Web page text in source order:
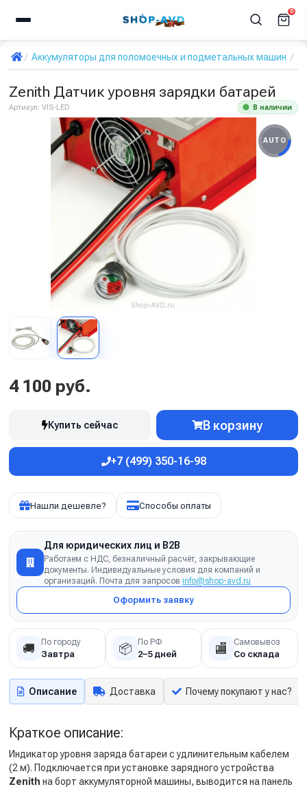
0
Аккумуляторы для поломоечных и подметальных машин
Zenith Датчик уровня зарядки батарей
Артикул: VIS-LED В наличии
AUTO
4 100 руб.
Купить сейчас В корзину
+7 (499) 350-16-98
Нашли дешевле? Способы оплаты
Для юридических лиц и B2B
Работаем с НДС, безналичный расчёт, закрывающие
документы. Индивидуальные условия для компаний и
организаций. Почта для запросов info@shop-avd.ru
Оформить заявку
🚚 По городу
Завтра 📦 По РФ
2–5 дней 🏬 Самовывоз
Со склада
Описание Доставка Почему покупают у нас?
Краткое описание:
Индикатор уровня заряда батареи с удлинительным кабелем
(2 м). Подключается при установке зарядного устройства
Zenith на борт аккумуляторной машины, выводится на панель